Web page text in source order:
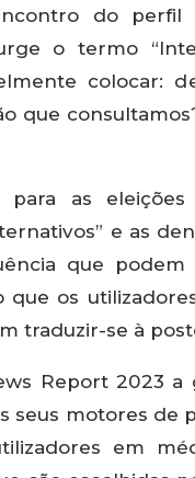
do perfil
o termo
colocar:
que
para as
e as
que
que os
traduzir-se à
Report 2023
seus motores de
em